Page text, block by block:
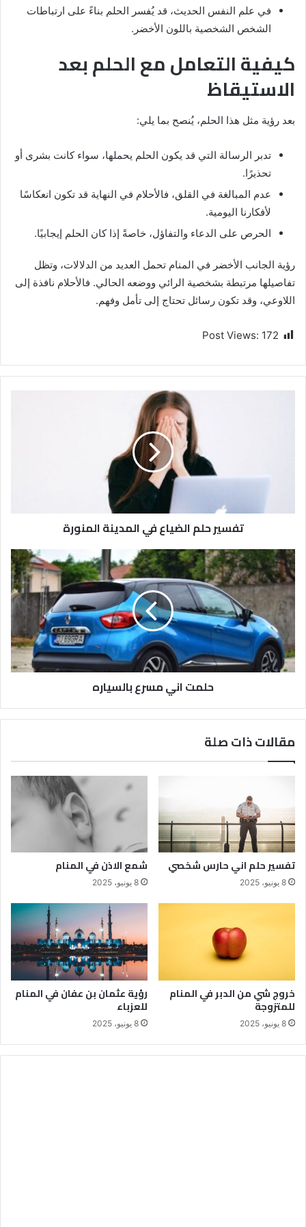
في علم النفس الحديث، قد يُفسر الحلم بناءً على ارتباطات
الشخص الشخصية باللون الأخضر.
كيفية التعامل مع الحلم بعد
الاستيقاظ
بعد رؤية مثل هذا الحلم، يُنصح بما يلي:
تدبر الرسالة التي قد يكون الحلم يحملها، سواء كانت بشرى أو
تحذيرًا.
عدم المبالغة في القلق، فالأحلام في النهاية قد تكون انعكاسًا
لأفكارنا اليومية.
الحرص على الدعاء والتفاؤل، خاصةً إذا كان الحلم إيجابيًا.
رؤية الجانب الأخضر في المنام تحمل العديد من الدلالات، وتظل
تفاصيلها مرتبطة بشخصية الرائي ووضعه الحالي. فالأحلام نافذة إلى
اللاوعي، وقد تكون رسائل تحتاج إلى تأمل وفهم.
Post Views: 172
تفسير حلم الضياع في المدينة المنورة
حلمت اني مسرع بالسياره
مقالات ذات صلة
تفسير حلم اني حارس شخصي
8 يونيو، 2025
شمع الاذن في المنام
8 يونيو، 2025
خروج شي من الدبر في المنام
للمتزوجة
8 يونيو، 2025
رؤية عثمان بن عفان في المنام
للعزباء
8 يونيو، 2025